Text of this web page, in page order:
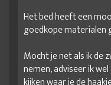
Het bed heeft een
goedkope materialen
Mocht je net als ik de
nemen, adviseer ik